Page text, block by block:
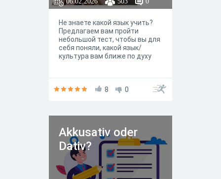
Не знаете какой язык учить?
Предлагаем вам пройти
небольшой тест, чтобы вы для
себя поняли, какой язык/
культура вам ближе по духу
8 0
Akkusativ oder
Dativ?